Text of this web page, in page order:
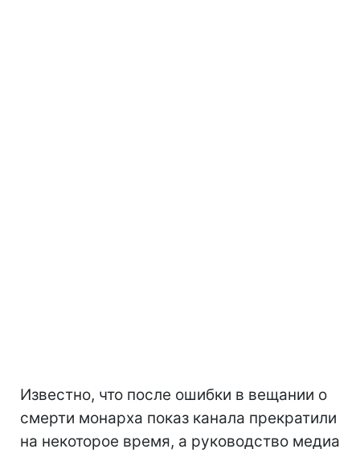
Известно, что после ошибки в вещании о
смерти монарха показ канала прекратили
на некоторое время, а руководство медиа